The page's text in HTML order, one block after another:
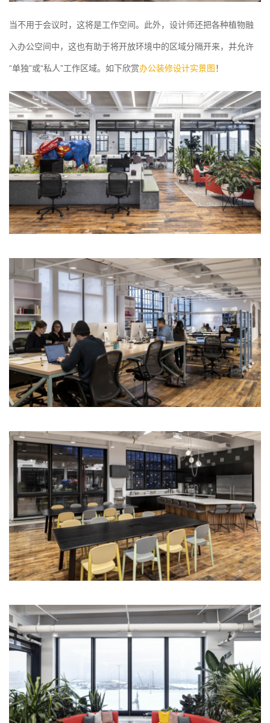
当不用于会议时，这将是工作空间。此外，设计师还把各种植物融
入办公空间中，这也有助于将开放环境中的区域分隔开来，并允许
“单独”或“私人”工作区域。如下欣赏办公装修设计实景图 ！